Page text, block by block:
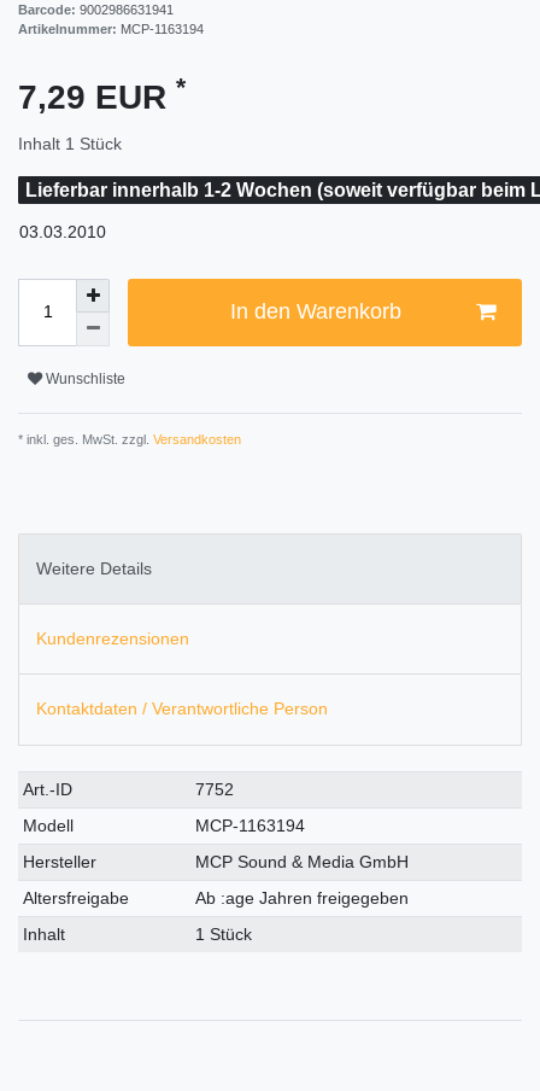
Barcode: 9002986631941
Artikelnummer: MCP-1163194
7,29 EUR *
Inhalt 1 Stück
Lieferbar innerhalb 1-2 Wochen (soweit verfügbar beim
03.03.2010
In den Warenkorb
Wunschliste
* inkl. ges. MwSt. zzgl. Versandkosten
Weitere Details
Kundenrezensionen
Kontaktdaten / Verantwortliche Person
Technisches
Merkmal
Wert
Art.-ID
7752
Modell
MCP-1163194
Hersteller
MCP Sound & Media GmbH
Altersfreigabe
Ab :age Jahren freigegeben
Inhalt
1 Stück